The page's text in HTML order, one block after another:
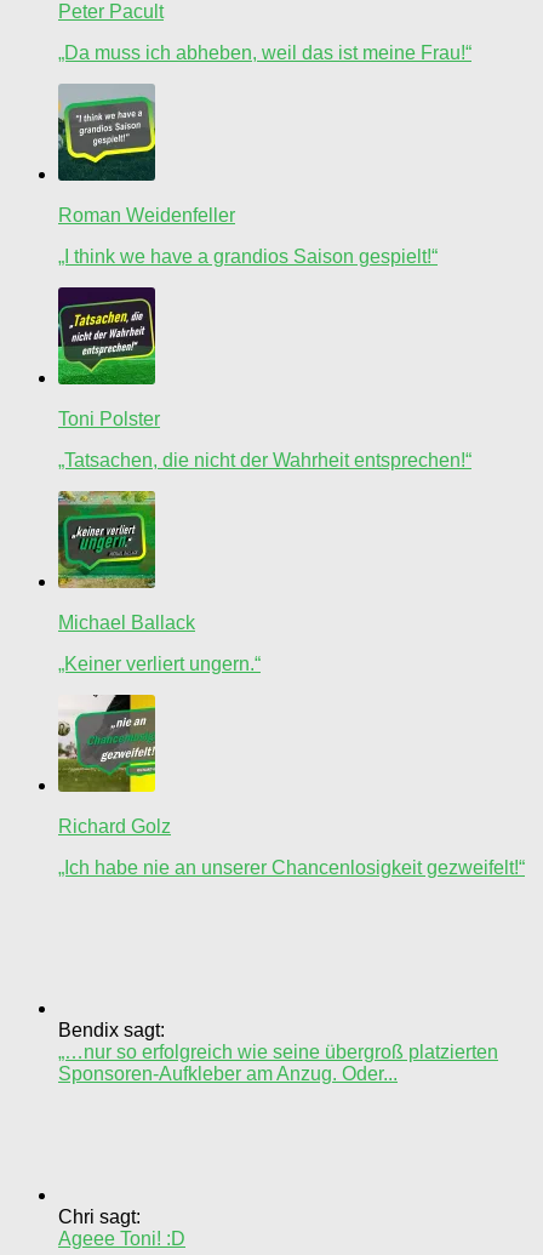
Peter Pacult
„Da muss ich abheben, weil das ist meine Frau!“
Roman Weidenfeller
„I think we have a grandios Saison gespielt!“
Toni Polster
„Tatsachen, die nicht der Wahrheit entsprechen!“
Michael Ballack
„Keiner verliert ungern.“
Richard Golz
„Ich habe nie an unserer Chancenlosigkeit gezweifelt!“
Bendix sagt:
„…nur so erfolgreich wie seine übergroß platzierten
Sponsoren-Aufkleber am Anzug. Oder...
Chri sagt:
Ageee Toni! :D